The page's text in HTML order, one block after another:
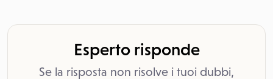
Esperto risponde
Se la risposta non risolve i tuoi dubbi,